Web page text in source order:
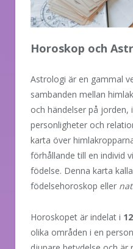
Horoskop och
Astrologi är en gammal
sambanden mellan
och händelser på jorden,
personligheter och
karta över
förhållande till en individ
födelse. Denna karta
födelsehoroskop eller
Horoskopet är indelat i
olika områden i en